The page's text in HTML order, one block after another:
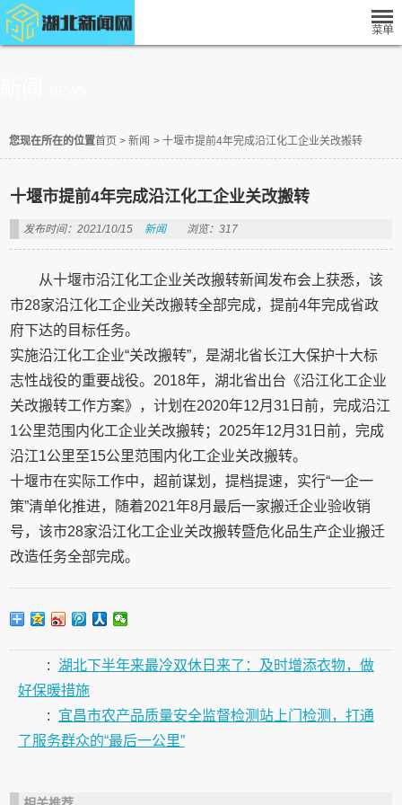
您现在所在的位置首页 > 新闻 > 十堰市提前4年完成沿江化工企业关改搬转
十堰市提前4年完成沿江化工企业关改搬转
发布时间：2021/10/15 新闻 浏览：317
从十堰市沿江化工企业关改搬转新闻发布会上获悉，该
市28家沿江化工企业关改搬转全部完成，提前4年完成省政
府下达的目标任务。
实施沿江化工企业“关改搬转”，是湖北省长江大保护十大标
志性战役的重要战役。2018年，湖北省出台《沿江化工企业
关改搬转工作方案》，计划在2020年12月31日前，完成沿江
1公里范围内化工企业关改搬转；2025年12月31日前，完成
沿江1公里至15公里范围内化工企业关改搬转。
十堰市在实际工作中，超前谋划，提档提速，实行“一企一
策”清单化推进，随着2021年8月最后一家搬迁企业验收销
号，该市28家沿江化工企业关改搬转暨危化品生产企业搬迁
改造任务全部完成。
: 湖北下半年来最冷双休日来了：及时增添衣物，做
好保暖措施
:
宜昌市农产品质量安全监督检测站上门检测，打通
了服务群众的“最后一公里”